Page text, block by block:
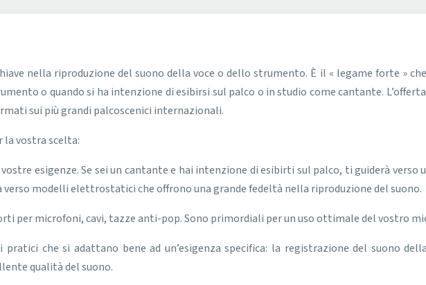
o quando si ha intenzione di esibirsi sul palco o in studio come cantante.
sui più grandi palcoscenici internazionali.
la vostra scelta:
esigenze. Se sei un cantante e hai intenzione di esibirti sul palco, ti guiderà
modelli elettrostatici che offrono una grande fedeltà nella riproduzione del suono.
per microfoni, cavi, tazze anti-pop. Sono primordiali per un uso ottimale del vostro
che si adattano bene ad un’esigenza specifica: la registrazione del suono
qualità del suono.